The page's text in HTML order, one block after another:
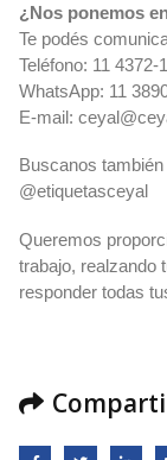
¿Nos ponemos
Te podés
Teléfono: 11 4372-
WhatsApp: 11
E-mail:
Buscanos
@etiquetasceyal
Queremos
trabajo, realzando
responder todas